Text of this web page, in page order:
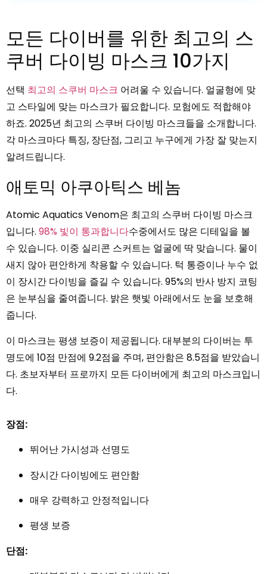
모든 다이버를 위한 최고의 스
쿠버 다이빙 마스크 10가지
선택 최고의 스쿠버 마스크 어려울 수 있습니다. 얼굴형에 맞
고 스타일에 맞는 마스크가 필요합니다. 모험에도 적합해야
하죠. 2025년 최고의 스쿠버 다이빙 마스크들을 소개합니다.
각 마스크마다 특징, 장단점, 그리고 누구에게 가장 잘 맞는지
알려드립니다.
애토믹 아쿠아틱스 베놈
Atomic Aquatics Venom은 최고의 스쿠버 다이빙 마스크
입니다. 98% 빛이 통과합니다수중에서도 많은 디테일을 볼
수 있습니다. 이중 실리콘 스커트는 얼굴에 딱 맞습니다. 물이
새지 않아 편안하게 착용할 수 있습니다. 턱 통증이나 누수 없
이 장시간 다이빙을 즐길 수 있습니다. 95%의 반사 방지 코팅
은 눈부심을 줄여줍니다. 밝은 햇빛 아래에서도 눈을 보호해
줍니다.
이 마스크는 평생 보증이 제공됩니다. 대부분의 다이버는 투
명도에 10점 만점에 9.2점을 주며, 편안함은 8.5점을 받았습니
다. 초보자부터 프로까지 모든 다이버에게 최고의 마스크입니
다.
장점:
뛰어난 가시성과 선명도
장시간 다이빙에도 편안함
매우 강력하고 안정적입니다
평생 보증
단점: